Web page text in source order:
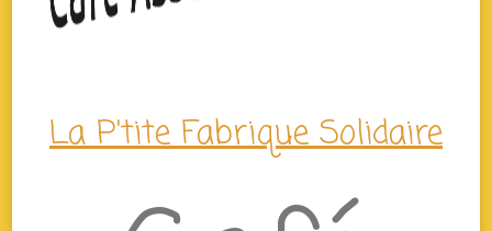
La P'tite Fabrique Solidaire